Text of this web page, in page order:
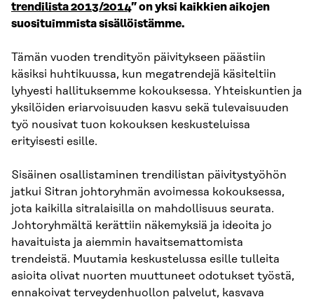
trendilista 2013/2014” on yksi kaikkien aikojen
suosituimmista sisällöistämme.
Tämän vuoden trendityön päivitykseen päästiin
käsiksi huhtikuussa, kun megatrendejä käsiteltiin
lyhyesti hallituksemme kokouksessa. Yhteiskuntien ja
yksilöiden eriarvoisuuden kasvu sekä tulevaisuuden
työ nousivat tuon kokouksen keskusteluissa
erityisesti esille.
Sisäinen osallistaminen trendilistan päivitystyöhön
jatkui Sitran johtoryhmän avoimessa kokouksessa,
jota kaikilla sitralaisilla on mahdollisuus seurata.
Johtoryhmältä kerättiin näkemyksiä ja ideoita jo
havaituista ja aiemmin havaitsemattomista
trendeistä. Muutamia keskustelussa esille tulleita
asioita olivat nuorten muuttuneet odotukset työstä,
ennakoivat terveydenhuollon palvelut, kasvava